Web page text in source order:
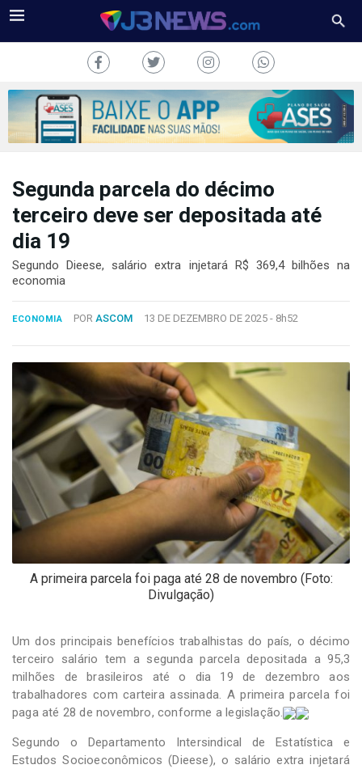
J3NEWS
COLUNAS
2024
Desenvolvido
Hesea
Tecnologia
Sistemas
Segunda parcela do décimo
terceiro deve ser depositada até
dia 19
Segundo Dieese, salário extra injetará R$ 369,4 bilhões na
economia
ECONOMIA POR ASCOM 13 DE DEZEMBRO DE 2025 - 8h52
A primeira parcela foi paga até 28 de novembro (Foto:
Divulgação)
Um dos principais benefícios trabalhistas do país, o décimo
terceiro salário tem a segunda parcela depositada a 95,3
milhões de brasileiros até o dia 19 de dezembro aos
trabalhadores com carteira assinada. A primeira parcela foi
paga até 28 de novembro, conforme a legislação.
Segundo o Departamento Intersindical de Estatística e
Estudos Socioeconômicos (Dieese), o salário extra injetará